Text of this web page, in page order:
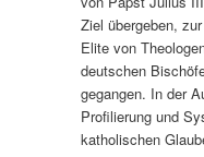
Ziel übergeben,
Elite von
deutschen
gegangen. In der
Profilierung und
katholischen